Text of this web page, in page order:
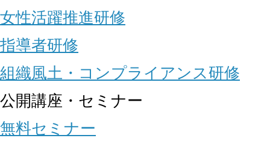
女性活躍推進研修
指導者研修
組織風土・コンプライアンス研修
公開講座・セミナー
無料セミナー